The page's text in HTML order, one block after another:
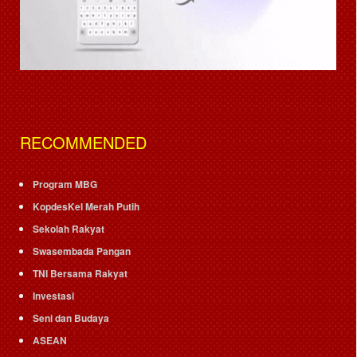
RECOMMENDED
Program MBG
KopdesKel Merah Putih
Sekolah Rakyat
Swasembada Pangan
TNI Bersama Rakyat
Investasi
Seni dan Budaya
ASEAN